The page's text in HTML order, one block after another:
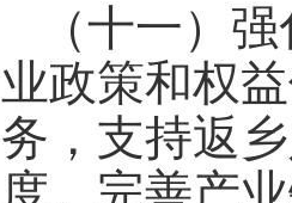
（十一）
业政策和权
务，支持返